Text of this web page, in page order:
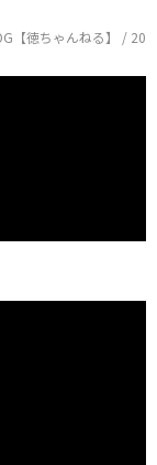
【徳ちゃんねる】 / 20